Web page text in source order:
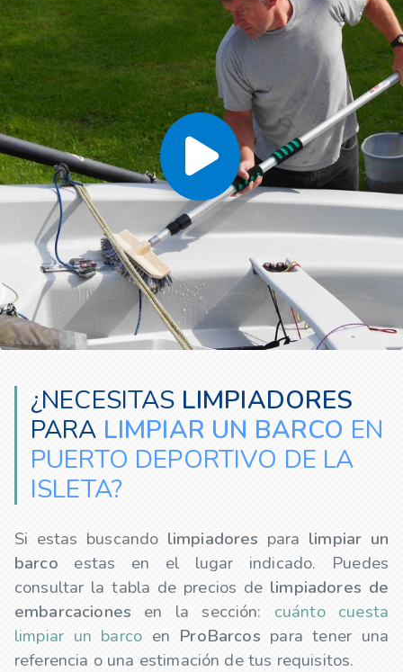
¿NECESITAS LIMPIADORES
PARA LIMPIAR UN BARCO EN
PUERTO DEPORTIVO DE LA
ISLETA?
Si estas buscando limpiadores para limpiar un
barco estas en el lugar indicado. Puedes
consultar la tabla de precios de limpiadores de
embarcaciones en la sección: cuánto cuesta
limpiar un barco en ProBarcos para tener una
referencia o una estimación de tus requisitos.